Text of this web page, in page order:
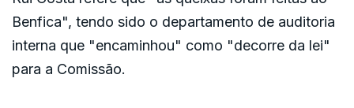
Benfica", tendo sido o departamento de auditoria
interna que "encaminhou" como "decorre da lei"
para a Comissão.